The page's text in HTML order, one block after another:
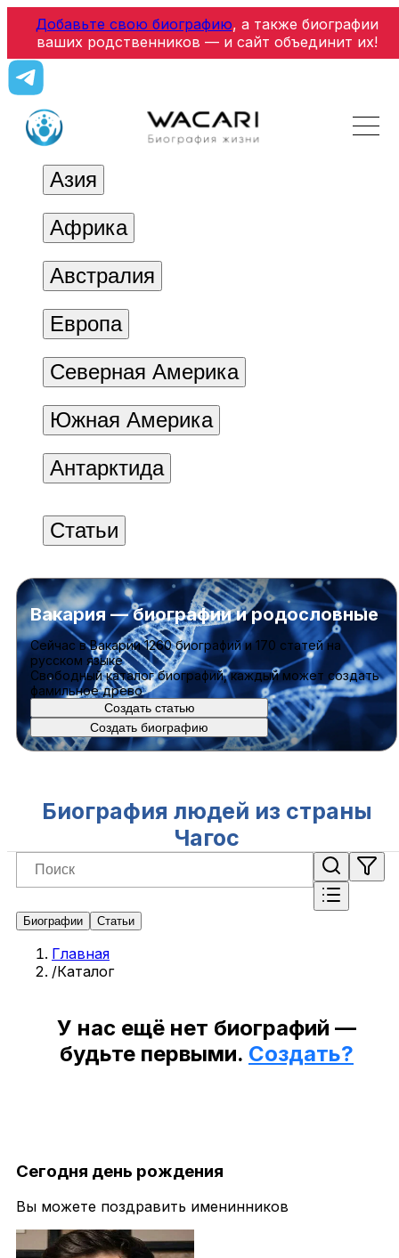
Добавьте свою биографию, а также биографии
ваших родственников — и сайт объединит их!
Азия
Африка
Австралия
Европа
Северная Америка
Южная Америка
Антарктида
Статьи
Вакария — биографии и родословные
Cейчас в Вакарии1260 биографийи170 статейна
русском языке
Свободный каталог биографий, каждый может создать
фамильное древо
Создать статью
Создать биографию
Биография людей из страны
Чагос
Биографии Статьи
Главная
/Каталог
У нас ещё нет биографий —
будьте первыми. Создать?
Сегодня день рождения
Вы можете поздравить именинников